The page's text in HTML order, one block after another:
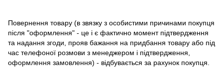
Повернення товару (в звязку з особистими причинами покупця
після "оформлення" - це і є фактично момент підтвердження
та надання згоди, прояв бажання на придбання товару або під
час телефоної розмови з менеджером і підтвердження,
оформлення замовлення) - відбувається за рахунок покупця.